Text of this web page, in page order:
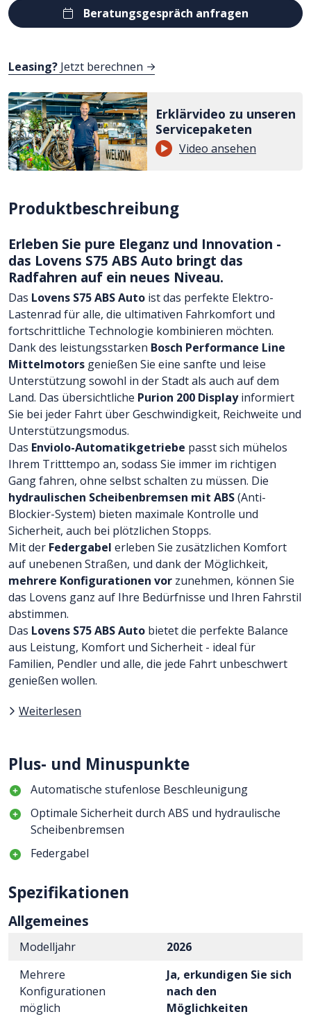
Beratungsgespräch anfragen
Leasing? Jetzt berechnen
Erklärvideo zu unseren
Servicepaketen
Video ansehen
Produktbeschreibung
Erleben Sie pure Eleganz und Innovation -
das Lovens S75 ABS Auto bringt das
Radfahren auf ein neues Niveau.
Das Lovens S75 ABS Auto ist das perfekte Elektro-
Lastenrad für alle, die ultimativen Fahrkomfort und
fortschrittliche Technologie kombinieren möchten.
Dank des leistungsstarken Bosch Performance Line
Mittelmotors genießen Sie eine sanfte und leise
Unterstützung sowohl in der Stadt als auch auf dem
Land. Das übersichtliche Purion 200 Displayinformiert
Sie bei jeder Fahrt über Geschwindigkeit, Reichweite und
Unterstützungsmodus.
Das Enviolo-Automatikgetriebe passt sich mühelos
Ihrem Tritttempo an, sodass Sie immer im richtigen
Gang fahren, ohne selbst schalten zu müssen. Die
hydraulischen Scheibenbremsen mit ABS(Anti-
Blockier-System) bieten maximale Kontrolle und
Sicherheit, auch bei plötzlichen Stopps.
Mit der Federgabel erleben Sie zusätzlichen Komfort
auf unebenen Straßen, und dank der Möglichkeit,
mehrere Konfigurationen vor zunehmen, können Sie
das Lovens ganz auf Ihre Bedürfnisse und Ihren Fahrstil
abstimmen.
Das Lovens S75 ABS Auto bietet die perfekte Balance
aus Leistung, Komfort und Sicherheit - ideal für
Familien, Pendler und alle, die jede Fahrt unbeschwert
genießen wollen.
Weiterlesen
Plus- und Minuspunkte
Automatische stufenlose Beschleunigung
Optimale Sicherheit durch ABS und hydraulische
Scheibenbremsen
Federgabel
Spezifikationen
Allgemeines
Modelljahr
2026
Mehrere
Konfigurationen
möglich
Ja, erkundigen Sie sich
nach den
Möglichkeiten